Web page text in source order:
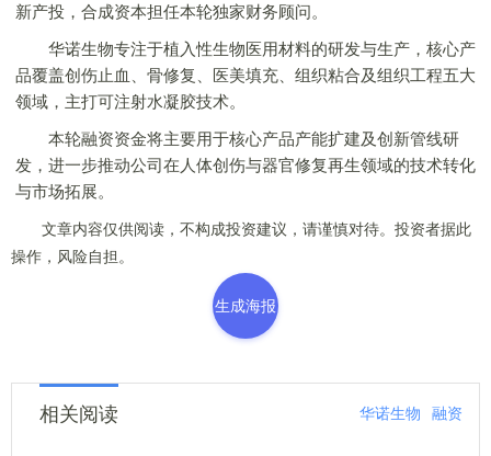
新产投，合成资本担任本轮独家财务顾问。
华诺生物专注于植入性生物医用材料的研发与生产，核心产
品覆盖创伤止血、骨修复、医美填充、组织粘合及组织工程五大
领域，主打可注射水凝胶技术。
本轮融资资金将主要用于核心产品产能扩建及创新管线研
发，进一步推动公司在人体创伤与器官修复再生领域的技术转化
与市场拓展。
文章内容仅供阅读，不构成投资建议，请谨慎对待。投资者据此
操作，风险自担。
生成海报
相关阅读 华诺生物 融资